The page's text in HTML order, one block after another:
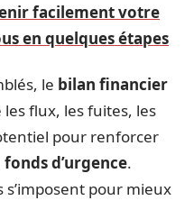
facilement votre
en quelques étapes
le bilan financier
flux, les fuites, les
pour renforcer
fonds d’urgence.
pour mieux